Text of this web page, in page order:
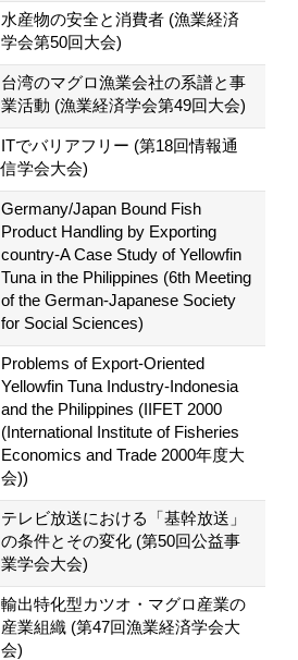
水産物の安全と消費者 (漁業経済
学会第50回大会)
台湾のマグロ漁業会社の系譜と事
業活動 (漁業経済学会第49回大会)
ITでバリアフリー (第18回情報通
信学会大会)
Germany/Japan Bound Fish
Product Handling by Exporting
country-A Case Study of Yellowfin
Tuna in the Philippines (6th Meeting
of the German-Japanese Society
for Social Sciences)
Problems of Export-Oriented
Yellowfin Tuna Industry-Indonesia
and the Philippines (IIFET 2000
(International Institute of Fisheries
Economics and Trade 2000年度大
会))
テレビ放送における「基幹放送」
の条件とその変化 (第50回公益事
業学会大会)
輸出特化型カツオ・マグロ産業の
産業組織 (第47回漁業経済学会大
会)